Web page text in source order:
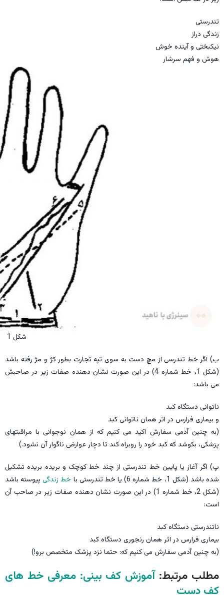
تندرستی
زندگی دراز
نیکبختی و آینده خوش
هوش و فهم سرشار
شکل 1
ب) اگر خط تندرسی از مچ دست به سوی تپه تجارت بطور کژ و مژ رفته باشد
(شکل 1، خط شماره 4) در این صورت نشان دهنده صفات زیر در صاحبش
می باشد:
ناتوانی دستگاه کبد
و بیماری فرارس در اثر همان ناتوانی کبد
(به چنین آدمی سفارش اکید می کنیم که از همان نوجوانی با مراقبتهای
پزشکی، بکوشد که کبد خود را روبراه کند تا دچار عوارض ناگوار آن نشود.)
پ) اگر آغاز یا پایین خط تندرستی از چند خط کوچک و بریده بریده تشکیل
شده باشد (شکل 1، خط شماره 6) یا خط تندرستی با
خط زندگیپیوسته باشد
(شکل 2، خط شماره 1) در این صورت نشان دهنده صفات زیر در صاحب آن
است:
ناتندرستی دستگاه کبد
بیماری فرارس در اثر همان رنجوری دستگاه کبد
(به چنین آدمی سفارش می کنیم که: حتما نزد پزشک متخصص برو!)
مطلب مرتبط:آموزش کف بینی: معرفی خط های
کف دست